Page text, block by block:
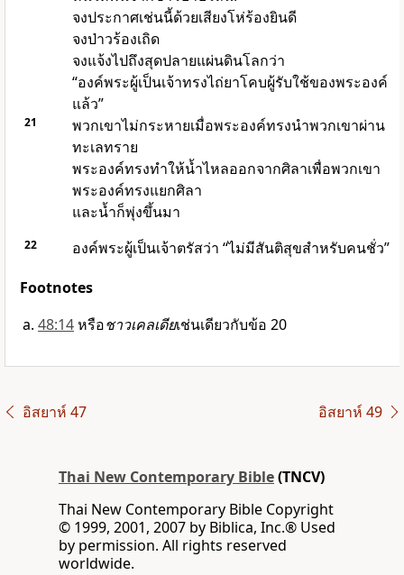
จงประกาศเช่นนี้ด้วยเสียงโห่ร้องยินดี
จงป่าวร้องเถิด
จงแจ้งไปถึงสุดปลายแผ่นดินโลกว่า
“องค์พระผู้เป็นเจ้าทรงไถ่ยาโคบผู้รับใช้ของพระองค์
แล้ว”
21
พวกเขาไม่กระหายเมื่อพระองค์ทรงนำพวกเขาผ่าน
ทะเลทราย
พระองค์ทรงทำให้น้ำไหลออกจากศิลาเพื่อพวกเขา
พระองค์ทรงแยกศิลา
และน้ำก็พุ่งขึ้นมา
22 องค์พระผู้เป็นเจ้าตรัสว่า “ไม่มีสันติสุขสำหรับคนชั่ว”
Footnotes
48:14หรือชาวเคลเดียเช่นเดียวกับข้อ 20
อิสยาห์ 47 อิสยาห์ 49
Thai New Contemporary Bible(TNCV)
Thai New Contemporary Bible Copyright
© 1999, 2001, 2007 by Biblica, Inc.® Used
by permission. All rights reserved
worldwide.